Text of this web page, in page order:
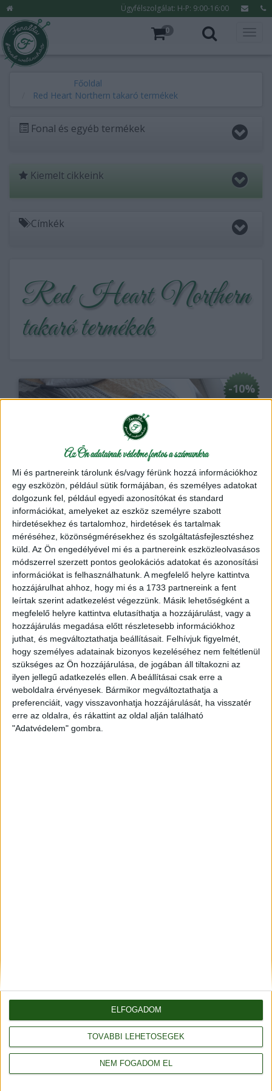
Az Ön adatainak védelme fontos a számunkra
Mi és partnereink tárolunk és/vagy férünk hozzá információkhoz
egy eszközön, például sütik formájában, és személyes adatokat
dolgozunk fel, például egyedi azonosítókat és standard
információkat, amelyeket az eszköz személyre szabott
hirdetésekhez és tartalomhoz, hirdetések és tartalmak
méréséhez, közönségmérésekhez és szolgáltatásfejlesztéshez
küld. Az Ön engedélyével mi és a partnereink eszközleolvasásos
módszerrel szerzett pontos geolokációs adatokat és azonosítási
információkat is felhasználhatunk. A megfelelő helyre kattintva
hozzájárulhat ahhoz, hogy mi és a 1733 partnereink a fent
leírtak szerint adatkezelést végezzünk. Másik lehetőségként a
megfelelő helyre kattintva elutasíthatja a hozzájárulást, vagy a
hozzájárulás megadása előtt részletesebb információkhoz
juthat, és megváltoztathatja beállításait. Felhívjuk figyelmét,
hogy személyes adatainak bizonyos kezeléséhez nem feltétlenül
szükséges az Ön hozzájárulása, de jogában áll tiltakozni az
ilyen jellegű adatkezelés ellen. A beállításai csak erre a
weboldalra érvényesek. Bármikor megváltoztathatja a
preferenciáit, vagy visszavonhatja hozzájárulását, ha visszatér
erre az oldalra, és rákattint az oldal alján található
"Adatvédelem" gombra.
TOVÁBBI LEHETŐSÉGEK
NEM FOGADOM EL
ELFOGADOM
Ügyfélszolgálat: H-P: 9:00-16:00
0
Főoldal
Red Heart Northern takaró termékek
Fonal és egyéb termékek
Kiemelt cikkeink
Címkék
Red Heart Northern
takaró termékek
-10%
Red Heart Northern Takaró csomag 2
A Red Heart Northern takaró egy nagyon látványos,
kötött takaró, ami különböző mintájú négyzetekből
tevődik össze.
14,520 Ft/ csomag
Akciós ár: 13,100 Ft
Részletek
csomag ajánlat kötőfonal Red Heart Northern takaró
Vásároljon még olcsóbban!
Gyűjtse a kedvezménypontokat,
melyeket azonnali kedvezményekre
Impresszum
Webáruház: saját fejlesztés